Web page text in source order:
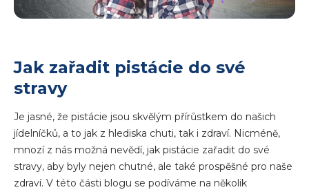
Jak zařadit pistácie do své
stravy
Je jasné, že pistácie jsou skvělým přírůstkem do našich
jídelníčků, a to jak z hlediska chuti, tak i zdraví. Nicméně,
mnozí z nás možná nevědí, jak pistácie zařadit do své
stravy, aby byly nejen chutné, ale také prospěšné pro naše
zdraví. V této části blogu se podíváme na několik